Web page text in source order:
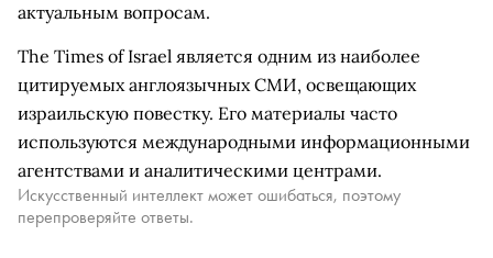
актуальным вопросам.
The Times of Israel является одним из наиболее
цитируемых англоязычных СМИ, освещающих
израильскую повестку. Его материалы часто
используются международными информационными
агентствами и аналитическими центрами.
Искусственный интеллект может ошибаться, поэтому
перепроверяйте ответы.